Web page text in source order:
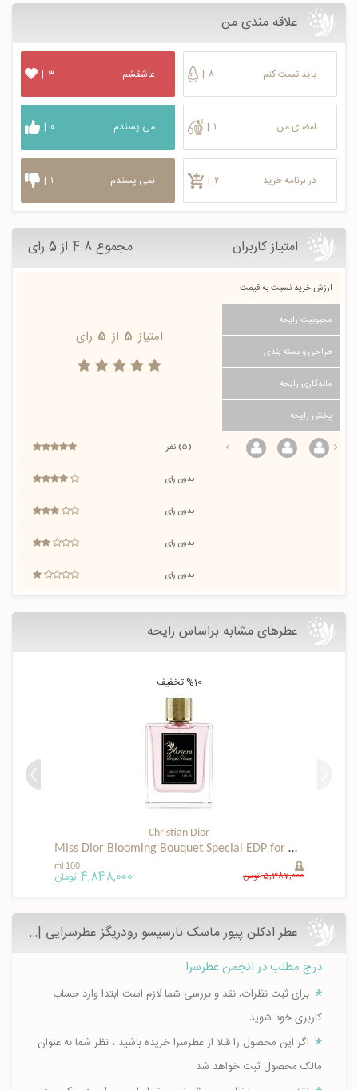
علاقه مندی من
باید تست کنم | ۸
امضای من | ۱
در برنامه خرید | ۲
عاشقشم | ۳
می پسندم | ۰
نمی پسندم | ۱
امتیاز کاربران مجموع 4.8 از 5 رای
ارزش خرید نسبت به قیمت
محبوبیت رایحه
طراحی و بسته بندی
ماندگاری رایحه
پخش رایحه
امتیاز 5 از 5 رای
(5) نفر
بدون رای
بدون رای
بدون رای
بدون رای
عطرهای مشابه براساس رایحه
%10 تخفیف
Christian Dior
Miss Dior Blooming Bouquet Special EDP for women
100 ml
5,387,000تومان 4,848,000 تومان
عطر ادکلن پیور ماسک نارسیسو رودریگز عطرسرایی | Pure Musc - قیمت و خرید
درج مطلب در انجمن عطرسرا
برای ثبت نظرات، نقد و بررسی شما لازم است ابتدا وارد حساب
کاربری خود شوید
اگر این محصول را قبلا از عطرسرا خریده باشید ، نظر شما به عنوان
مالک محصول ثبت خواهد شد